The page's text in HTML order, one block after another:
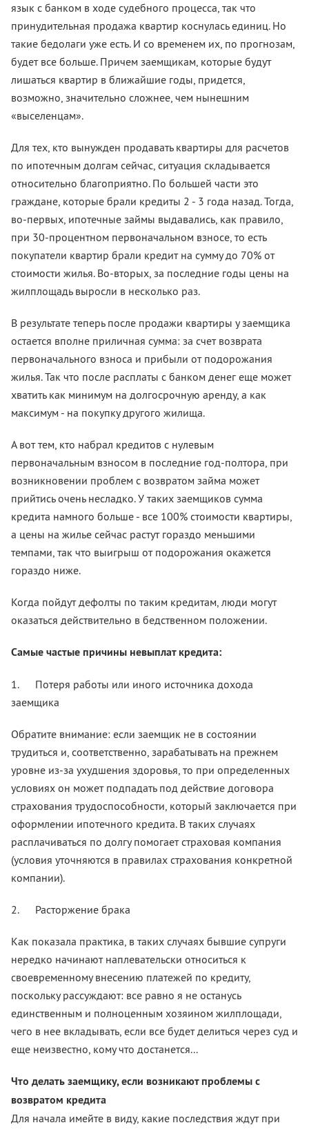
язык с банком в ходе судебного процесса, так что
принудительная продажа квартир коснулась единиц. Но
такие бедолаги уже есть. И со временем их, по прогнозам,
будет все больше. Причем заемщикам, которые будут
лишаться квартир в ближайшие годы, придется,
возможно, значительно сложнее, чем нынешним
«выселенцам».
Для тех, кто вынужден продавать квартиры для расчетов
по ипотечным долгам сейчас, ситуация складывается
относительно благоприятно. По большей части это
граждане, которые брали кредиты 2 - 3 года назад. Тогда,
во-первых, ипотечные займы выдавались, как правило,
при 30-процентном первоначальном взносе, то есть
покупатели квартир брали кредит на сумму до 70% от
стоимости жилья. Во-вторых, за последние годы цены на
жилплощадь выросли в несколько раз.
В результате теперь после продажи квартиры у заемщика
остается вполне приличная сумма: за счет возврата
первоначального взноса и прибыли от подорожания
жилья. Так что после расплаты с банком денег еще может
хватить как минимум на долгосрочную аренду, а как
максимум - на покупку другого жилища.
А вот тем, кто набрал кредитов с нулевым
первоначальным взносом в последние год-полтора, при
возникновении проблем с возвратом займа может
прийтись очень несладко. У таких заемщиков сумма
кредита намного больше - все 100% стоимости квартиры,
а цены на жилье сейчас растут гораздо меньшими
темпами, так что выигрыш от подорожания окажется
гораздо ниже.
Когда пойдут дефолты по таким кредитам, люди могут
оказаться действительно в бедственном положении.
Самые частые причины невыплат кредита:
1.
Потеря работы или иного источника дохода
заемщика
Обратите внимание: если заемщик не в состоянии
трудиться и, соответственно, зарабатывать на прежнем
уровне из-за ухудшения здоровья, то при определенных
условиях он может подпадать под действие договора
страхования трудоспособности, который заключается при
оформлении ипотечного кредита. В таких случаях
расплачиваться по долгу помогает страховая компания
(условия уточняются в правилах страхования конкретной
компании).
2. Расторжение брака
Как показала практика, в таких случаях бывшие супруги
нередко начинают наплевательски относиться к
своевременному внесению платежей по кредиту,
поскольку рассуждают: все равно я не останусь
единственным и полноценным хозяином жилплощади,
чего в нее вкладывать, если все будет делиться через суд и
еще неизвестно, кому что достанется...
Что делать заемщику, если возникают проблемы с
возвратом кредита
Для начала имейте в виду, какие последствия ждут при